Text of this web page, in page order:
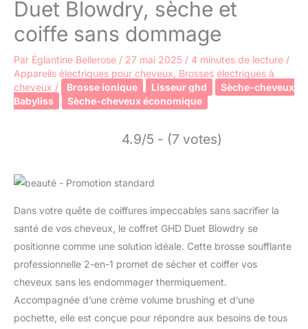
Duet Blowdry, sèche et
coiffe sans dommage
Par Églantine Bellerose / 27 mai 2025 / 4 minutes de lecture /
Appareils électriques pour cheveux Brosses électriques à
cheveux / Brosse ionique Lisseur ghd
Sèche-cheveux
Babyliss
Sèche-cheveux économique
4.9/5 - (7 votes)
Dans votre quête de coiffures impeccables sans sacrifier la
santé de vos cheveux, le coffret GHD Duet Blowdry se
positionne comme une solution idéale. Cette brosse soufflante
professionnelle 2-en-1 promet de sécher et coiffer vos
cheveux sans les endommager thermiquement.
Accompagnée d’une crème volume brushing et d’une
pochette, elle est conçue pour répondre aux besoins de tous